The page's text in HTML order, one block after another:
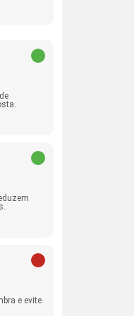
e evite